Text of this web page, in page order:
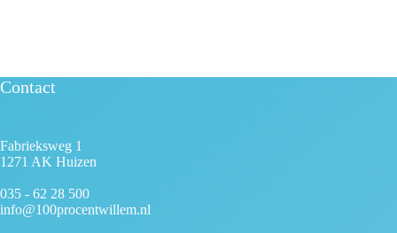
Contact
Fabrieksweg 1
1271 AK Huizen
035 - 62 28 500
info@100procentwillem.nl